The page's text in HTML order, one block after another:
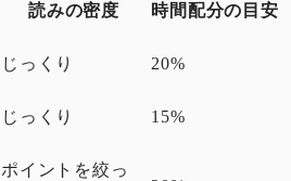
読みの密度 時間配分の目安
じっくり 20%
じっくり 15%
ポイントを絞っ